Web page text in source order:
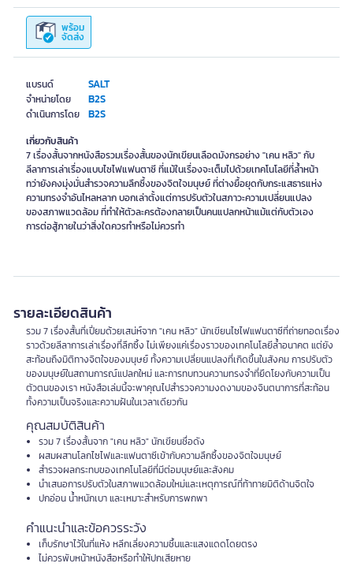
แบรนด์ SALT
จำหน่ายโดย B2S
ดำเนินการโดย B2S
พร้อม
จัดส่ง
เกี่ยวกับสินค้า
7 เรื่องสั้นจากหนังสือรวมเรื่องสั้นของนักเขียนเลือดมังกรอย่าง "เคน หลิว" กับ
ลีลาการเล่าเรื่องแบบไซไฟแฟนตาซี ที่แม้ในเรื่องจะเต็มไปด้วยเทคโนโลยีที่ล้ำหน้า
ทว่ายังคงมุ่งมั่นสำรวจความลึกซึ้งของจิตใจมนุษย์ ที่ต่างยื้อยุดกับกระแสธารแห่ง
ความทรงจำอันไหลหลาก บอกเล่าตั้งแต่การปรับตัวในสภาวะความเปลี่ยนแปลง
ของสภาพแวดล้อม ที่ทำให้ตัวละครต้องกลายเป็นคนแปลกหน้าแม้แต่กับตัวเอง
การต่อสู้ภายในว่าสิ่งใดควรทำหรือไม่ควรทำ
รายละเอียดสินค้า
รวม 7 เรื่องสั้นที่เปี่ยมด้วยเสน่ห์จาก "เคน หลิว" นักเขียนไซไฟแฟนตาซีที่ถ่ายทอดเรื่อง
ราวด้วยลีลาการเล่าเรื่องที่ลึกซึ้ง ไม่เพียงแค่เรื่องราวของเทคโนโลยีล้ำอนาคต แต่ยัง
สะท้อนถึงมิติทางจิตใจของมนุษย์ ทั้งความเปลี่ยนแปลงที่เกิดขึ้นในสังคม การปรับตัว
ของมนุษย์ในสถานการณ์แปลกใหม่ และการทบทวนความทรงจำที่ยึดโยงกับความเป็น
ตัวตนของเรา หนังสือเล่มนี้จะพาคุณไปสำรวจความงดงามของจินตนาการที่สะท้อน
ทั้งความเป็นจริงและความฝันในเวลาเดียวกัน
คุณสมบัติสินค้า
รวม 7 เรื่องสั้นจาก "เคน หลิว" นักเขียนชื่อดัง
ผสมผสานโลกไซไฟและแฟนตาซีเข้ากับความลึกซึ้งของจิตใจมนุษย์
สำรวจผลกระทบของเทคโนโลยีที่มีต่อมนุษย์และสังคม
นำเสนอการปรับตัวในสภาพแวดล้อมใหม่และเหตุการณ์ที่ท้าทายมิติด้านจิตใจ
ปกอ่อน น้ำหนักเบา และเหมาะสำหรับการพกพา
คำแนะนำและข้อควรระวัง
เก็บรักษาไว้ในที่แห้ง หลีกเลี่ยงความชื้นและแสงแดดโดยตรง
ไม่ควรพับหน้าหนังสือหรือทำให้ปกเสียหาย